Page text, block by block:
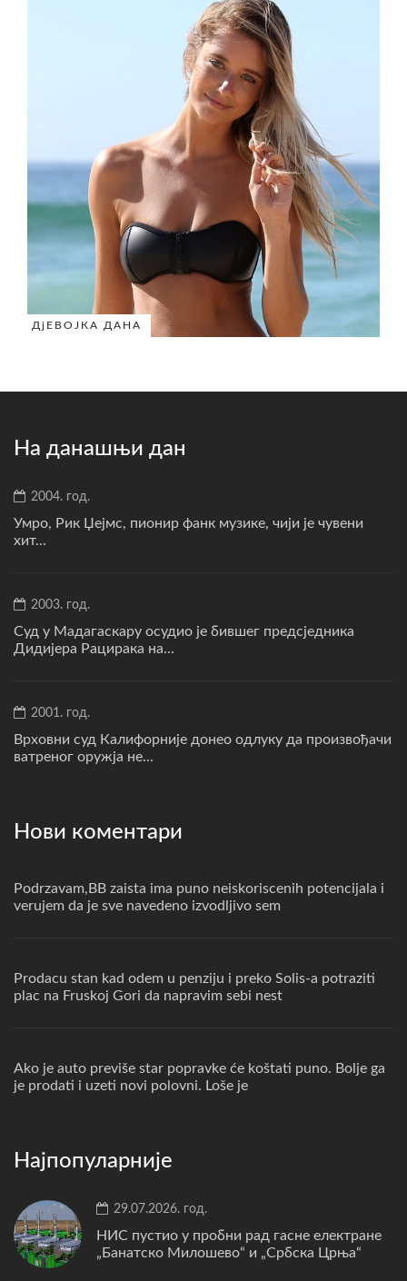
ДјЕВОЈКА ДАНА
На данашњи дан
2004. год.
Умро, Рик Џејмс, пионир фанк музике, чији је чувени
хит...
2003. год.
Суд у Мадагаскару осудио је бившег предсједника
Дидијера Рацирака на...
2001. год.
Врховни суд Калифорније донео одлуку да произвођачи
ватреног оружја не...
Нови коментари
Podrzavam,BB zaista ima puno neiskoriscenih potencijala i
verujem da je sve navedeno izvodljivo sem
Prodacu stan kad odem u penziju i preko Solis-a potraziti
plac na Fruskoj Gori da napravim sebi nest
Ako je auto previše star popravke će koštati puno. Bolje ga
je prodati i uzeti novi polovni. Loše je
Најпопуларније
29.07.2026. год.
НИС пустио у пробни рад гасне електране
„Банатско Милошево“ и „Србска Црња“